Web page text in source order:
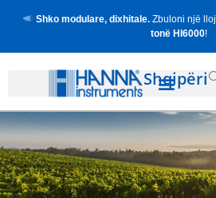
Shko modulare, dixhitale.Zbuloni një
tonë HI6000!
Shqipëri